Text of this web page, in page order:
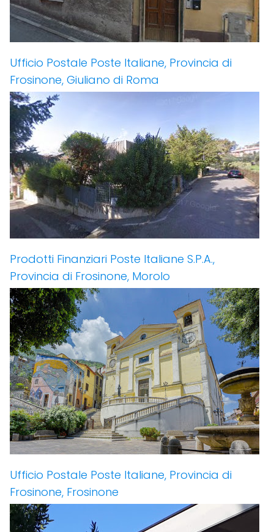
Ufficio Postale Poste Italiane, Provincia di
Frosinone, Giuliano di Roma
Prodotti Finanziari Poste Italiane S.P.A.,
Provincia di Frosinone, Morolo
Ufficio Postale Poste Italiane, Provincia di
Frosinone, Frosinone